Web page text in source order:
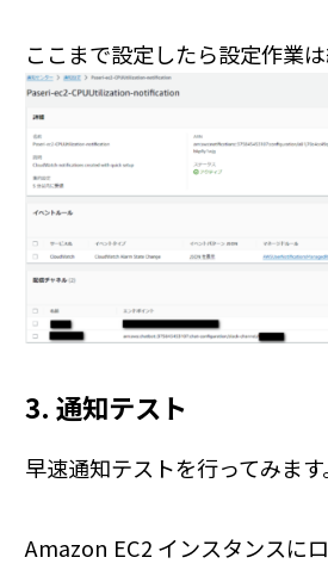
ここまで設定したら設定作業
3. 通知テスト
早速通知テストを行ってみます
Amazon EC2 インスタンスに